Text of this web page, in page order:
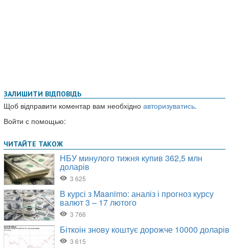
ЗАЛИШИТИ ВІДПОВІДЬ
Щоб відправити коментар вам необхідно авторизуватись.
Войти с помощью: